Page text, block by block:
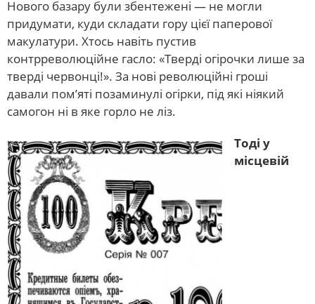
Нового базару були збентежені — не могли
придумати, куди складати гору цієї паперової
макулатури. Хтось навіть пустив
контрреволюційне гасло: «Тверді огірочки лише за
тверді червонці!». За нові революційні гроші
давали пом’яті позаминулі огірки, під які ніякий
самогон ні в яке горло не ліз.
Тоді у
місцевій